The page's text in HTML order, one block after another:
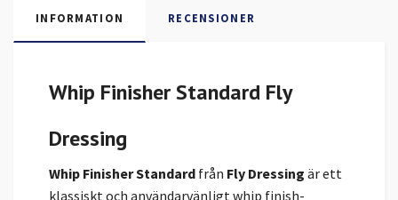
INFORMATION RECENSIONER
Whip Finisher Standard Fly
Dressing
Whip Finisher Standard från Fly Dressing är ett
klassiskt och användarvänligt whip finish-